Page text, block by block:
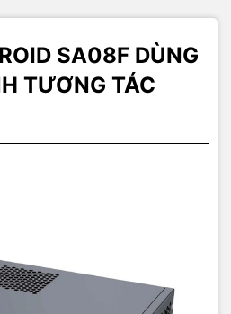
SA08F DÙNG
TƯƠNG TÁC
T860
(Hỗ trợ 10 / 100 / 1000Mbps)